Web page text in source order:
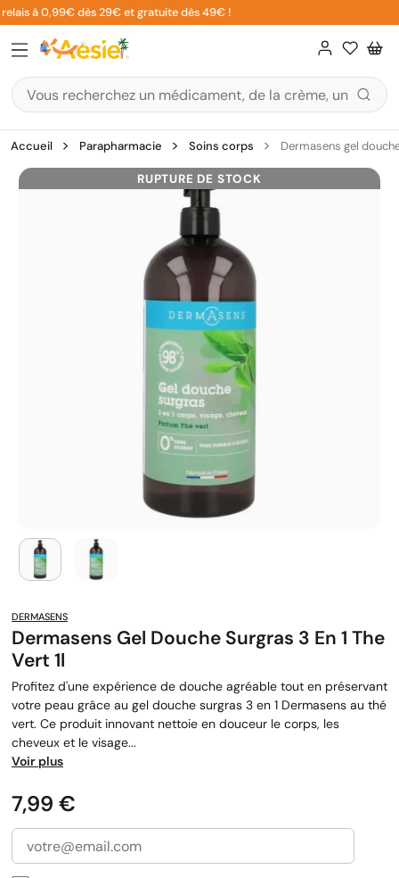
Aller
au
contenu
à 0,99€ dès 29€ et gratuite dès 49€ !
Accueil Parapharmacie Soins corps Dermasens gel
RUPTURE DE STOCK
DERMASENS
Dermasens Gel Douche Surgras 3 En 1 The
Vert 1l
Profitez d'une expérience de douche agréable tout en préservant
votre peau grâce au gel douche surgras 3 en 1 Dermasens au thé
vert. Ce produit innovant nettoie en douceur le corps, les
cheveux et le visage...
Voir plus
Prix
7,99 €